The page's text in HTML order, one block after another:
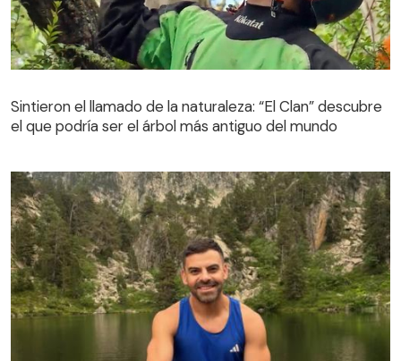
el que podría ser el árbol más antiguo del mundo
Sintieron el llamado de la naturaleza: “El Clan” descubre
el que podría ser el árbol más antiguo del mundo